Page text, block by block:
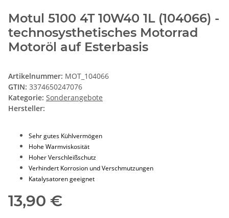
Motul 5100 4T 10W40 1L (104066) -
technosysthetisches Motorrad
Motoröl auf Esterbasis
Artikelnummer: MOT_104066
GTIN: 3374650247076
Kategorie: Sonderangebote
Hersteller:
Sehr gutes Kühlvermögen
Hohe Warmviskosität
Hoher Verschleißschutz
Verhindert Korrosion und Verschmutzungen
Katalysatoren geeignet
13,90 €